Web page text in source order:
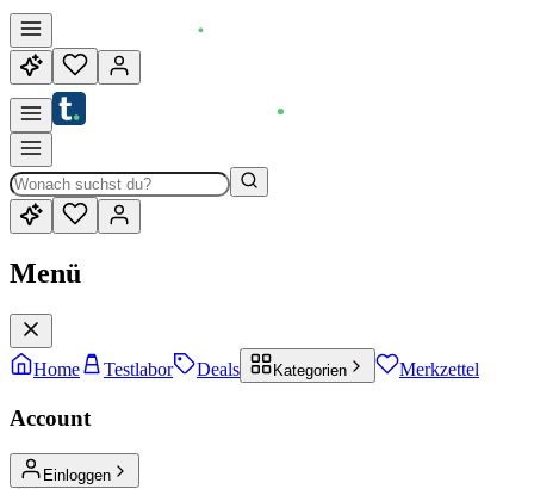
Menü
Home Testlabor Deals Kategorien Merkzettel
Account
Einloggen